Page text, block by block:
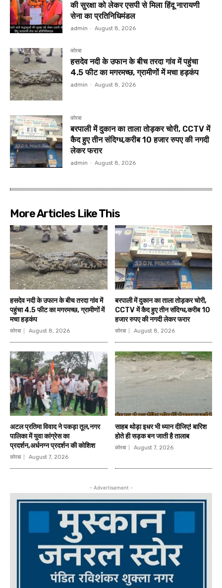
की सुरक्षा को लेकर एसपी से मिला हिंदू नारायणी
सेना का प्रतिनिधिमंडल
admin - August 8, 2026
कोरबा
हसदेव नदी के उफान के बीच तरदा गांव में पहुंचा
4.5 फीट का मगरमच्छ, ग्रामीणों में मचा हड़कंप
admin - August 8, 2026
कोरबा
बरपाली में दुकान का ताला तोड़कर चोरी, CCTV में
कैद हुए तीन संदिग्ध,करीब 10 हजार रुपए की नगदी
लेकर फरार
admin - August 8, 2026
More Articles Like This
हसदेव नदी के उफान के बीच तरदा गांव में
पहुंचा 4.5 फीट का मगरमच्छ, ग्रामीणों में
मचा हड़कंप
कोरबा August 8, 2026
बरपाली में दुकान का ताला तोड़कर चोरी,
CCTV में कैद हुए तीन संदिग्ध,करीब 10
हजार रुपए की नगदी लेकर फरार
कोरबा August 8, 2026
अटल प्रतिमा विवाद ने पकड़ा तूल,नगर
पालिका में युवा कांग्रेस का
प्रदर्शन,अर्धनग्न प्रदर्शन की कोशिश
कोरबा August 7, 2026
साहब थोड़ा इधर भी ध्यान दीजिए! बारिश
होते ही सड़क बन जाती है तालाब
कोरबा August 7, 2026
- Advertisement -